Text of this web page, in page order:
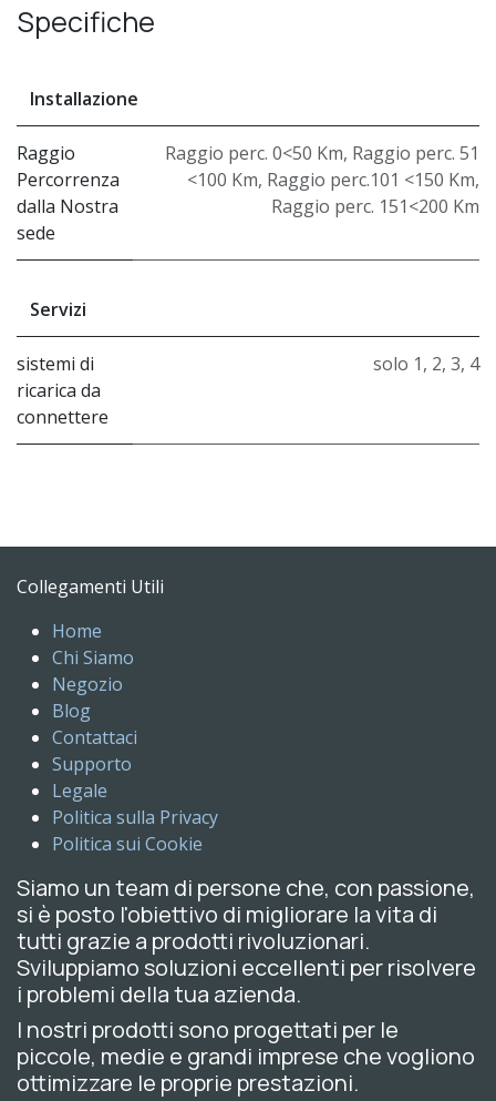
Specifiche
Installazione
Raggio
Percorrenza
dalla Nostra
sede
Raggio perc. 0<50 Km, Raggio perc. 51
<100 Km, Raggio perc.101 <150 Km,
Raggio perc. 151<200 Km
Servizi
sistemi di
ricarica da
connettere
solo 1, 2, 3, 4
Collegamenti Utili
Home
Chi Siamo
Negozio
Blog
Contattaci
Supporto
Legale
Politica sulla Privacy
Politica sui Cookie
Siamo un team di persone che, con passione,
si è posto l'obiettivo di migliorare la vita di
tutti grazie a prodotti rivoluzionari.
Sviluppiamo soluzioni eccellenti per risolvere
i problemi della tua azienda.
I nostri prodotti sono progettati per le
piccole, medie e grandi imprese che vogliono
ottimizzare le proprie prestazioni.